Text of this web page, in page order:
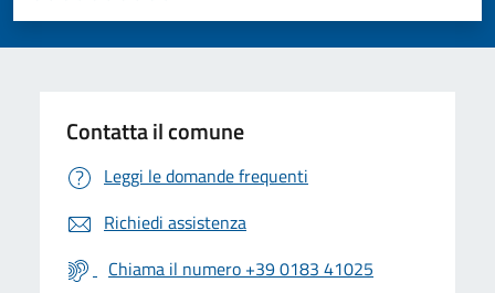
Valuta 5 stelle su 5
Valuta 4 stelle su 5
Valuta 3 stelle su 5
Valuta 2 stelle su 5
Valuta 1 stelle su 5
Contatta il comune
Leggi le domande frequenti
Richiedi assistenza
Chiama il numero +39 0183 41025